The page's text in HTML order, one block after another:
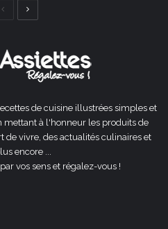
Page
de cuisine illustrées simples et
mettant à l'honneur les produits de
de vivre, des actualités culinaires et
encore ...
vos sens et régalez-vous !